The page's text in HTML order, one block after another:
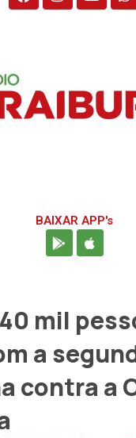
BAIXAR APP's
mil
a
contra a